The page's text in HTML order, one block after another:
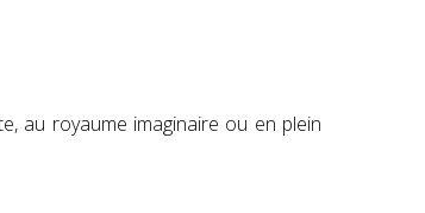
au royaume imaginaire ou en plein